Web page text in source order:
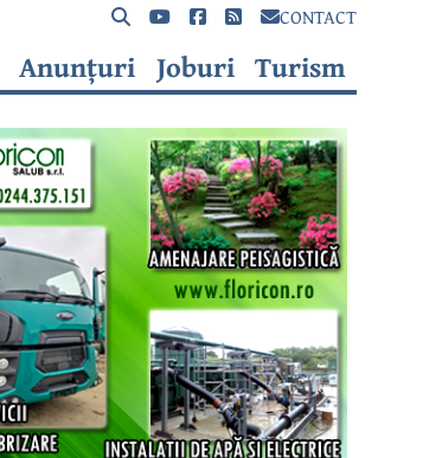
CONTACT
Anunțuri Joburi Turism